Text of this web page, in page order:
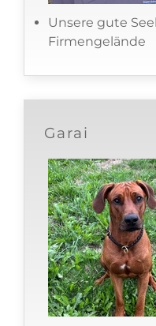
Unsere gute
Firmengelände
Garai